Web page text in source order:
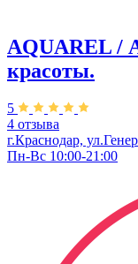
AQUAREL /
красоты.
5
4 отзыва
г.Краснодар,
Пн-Вс 10:00-21:00